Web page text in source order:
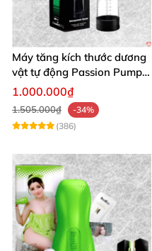
Máy tăng kích thước dương
vật tự động Passion Pump
sạc tiện lợi
1.000.000₫
1.505.000₫
-34%
(386)